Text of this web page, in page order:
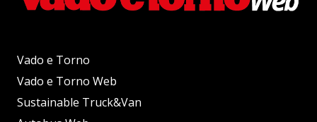
Vado e Torno
Vado e Torno Web
Sustainable Truck&Van